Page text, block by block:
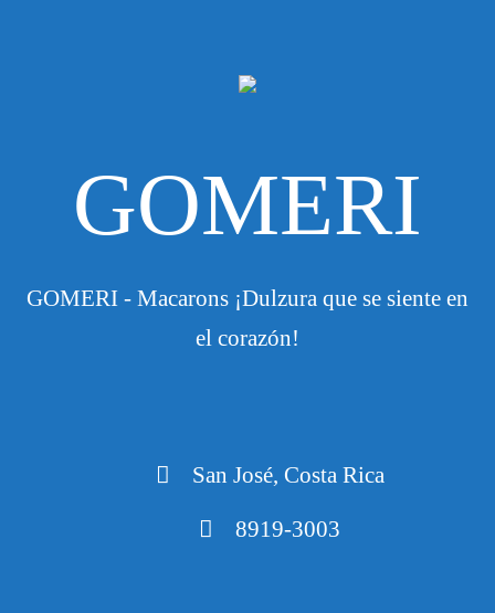
GOMERI
GOMERI - Macarons ¡Dulzura que se siente en
el corazón!
San José, Costa Rica
8919-3003